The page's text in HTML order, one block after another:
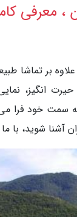
، معرفی
بر تماشا
انگیز،
سمت خود فرا
شوید، با